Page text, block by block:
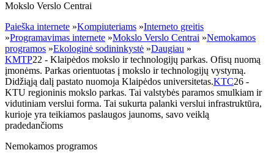
Mokslo Verslo Centrai
Paieška internete »Kompiuteriams »Interneto greitis
»Programavimas internete »Mokslo Verslo Centrai »Nemokamos
programos »Ekologinė sodininkystė »Daugiau »
KMTP22 - Klaipėdos mokslo ir technologijų parkas. Ofisų nuomą
įmonėms. Parkas orientuotas į mokslo ir technologijų vystymą.
Didžiąją dalį pastato nuomoja Klaipėdos universitetas.KTC26 -
KTU regioninis mokslo parkas. Tai valstybės paramos smulkiam ir
vidutiniam verslui forma. Tai sukurta palanki verslui infrastruktūra,
kurioje yra teikiamos paslaugos jaunoms, savo veiklą
pradedančioms
Nemokamos programos